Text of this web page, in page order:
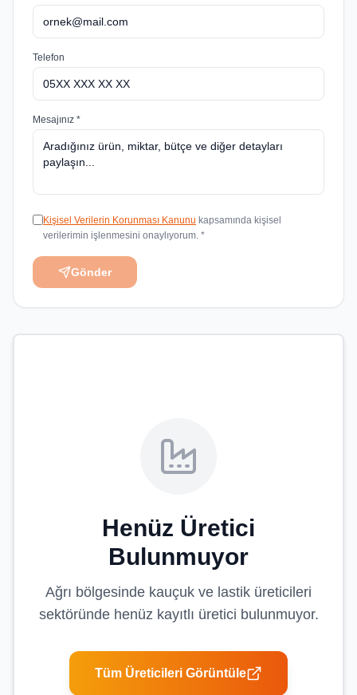
Telefon
Mesajınız *
Kişisel Verilerin Korunması Kanunu kapsamında kişisel
verilerimin işlenmesini onaylıyorum. *
Gönder
Henüz Üretici
Bulunmuyor
Ağrı bölgesinde kauçuk ve lastik üreticileri
sektöründe henüz kayıtlı üretici bulunmuyor.
Tüm Üreticileri Görüntüle